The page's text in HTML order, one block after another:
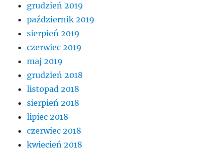
grudzień 2019
październik 2019
sierpień 2019
czerwiec 2019
maj 2019
grudzień 2018
listopad 2018
sierpień 2018
lipiec 2018
czerwiec 2018
kwiecień 2018